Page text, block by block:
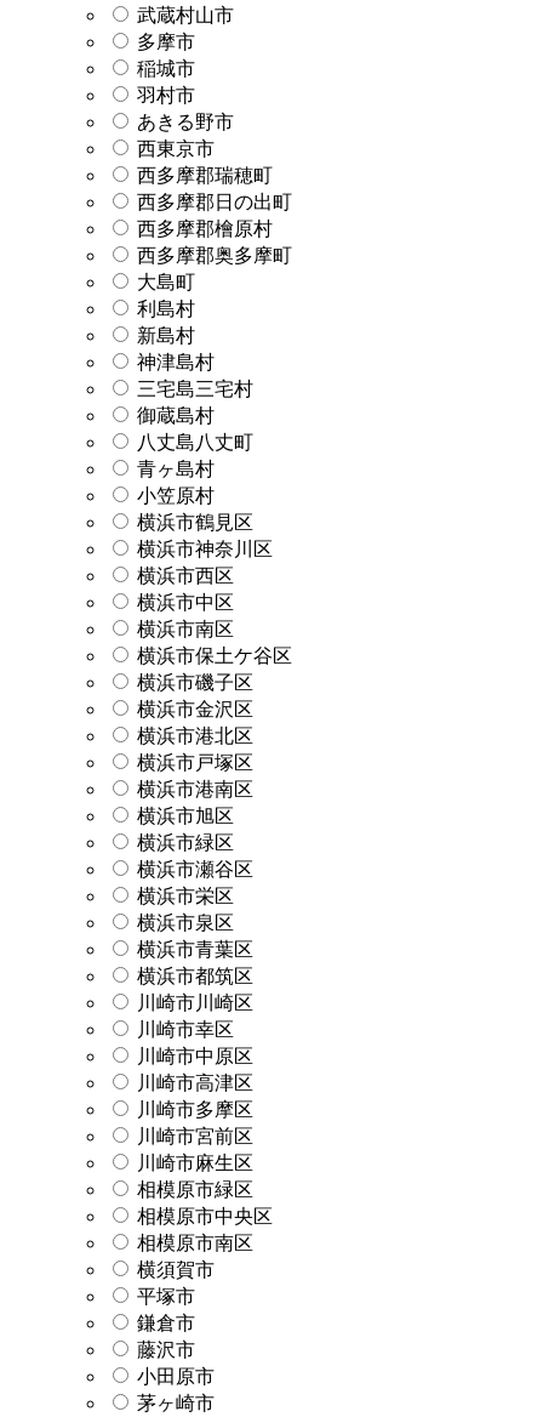
武蔵村山市
多摩市
稲城市
羽村市
あきる野市
西東京市
西多摩郡瑞穂町
西多摩郡日の出町
西多摩郡檜原村
西多摩郡奥多摩町
大島町
利島村
新島村
神津島村
三宅島三宅村
御蔵島村
八丈島八丈町
青ヶ島村
小笠原村
横浜市鶴見区
横浜市神奈川区
横浜市西区
横浜市中区
横浜市南区
横浜市保土ケ谷区
横浜市磯子区
横浜市金沢区
横浜市港北区
横浜市戸塚区
横浜市港南区
横浜市旭区
横浜市緑区
横浜市瀬谷区
横浜市栄区
横浜市泉区
横浜市青葉区
横浜市都筑区
川崎市川崎区
川崎市幸区
川崎市中原区
川崎市高津区
川崎市多摩区
川崎市宮前区
川崎市麻生区
相模原市緑区
相模原市中央区
相模原市南区
横須賀市
平塚市
鎌倉市
藤沢市
小田原市
茅ヶ崎市